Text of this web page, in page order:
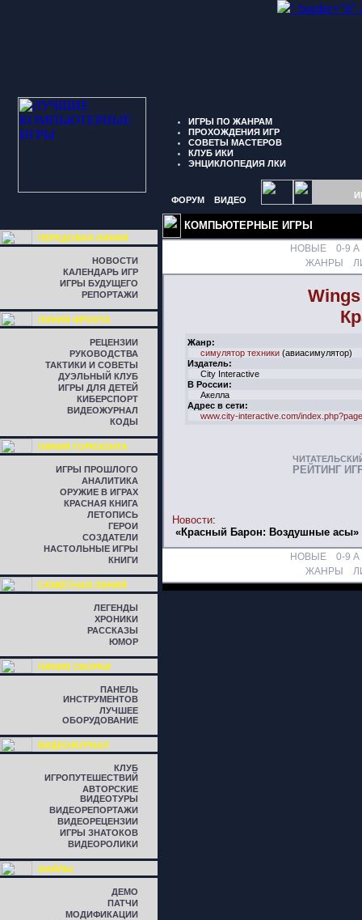
" border="0"
ИГРЫ ПО ЖАНРАМ
ПРОХОЖДЕНИЯ ИГР
СОВЕТЫ МАСТЕРОВ
КЛУБ ИКИ
ЭНЦИКЛОПЕДИЯ ЛКИ
ФОРУМ ВИДЕО
ПЕРЕДОВАЯ ЛИНИЯ
НОВОСТИ
КАЛЕНДАРЬ ИГР
ИГРЫ БУДУЩЕГО
РЕПОРТАЖИ
ЛИНИЯ ФРОНТА
РЕЦЕНЗИИ
РУКОВОДСТВА
ТАКТИКИ И СОВЕТЫ
ДУЭЛЬНЫЙ КЛУБ
ИГРЫ ДЛЯ ДЕТЕЙ
КИБЕРСПОРТ
ВИДЕОЖУРНАЛ
КОДЫ
ЛИНИЯ ГОРИЗОНТА
ИГРЫ ПРОШЛОГО
АНАЛИТИКА
ОРУЖИЕ В ИГРАХ
КРАСНАЯ КНИГА
ЛЕТОПИСЬ
ГЕРОИ
СОЗДАТЕЛИ
НАСТОЛЬНЫЕ ИГРЫ
КНИГИ
СЮЖЕТНАЯ ЛИНИЯ
ЛЕГЕНДЫ
ХРОНИКИ
РАССКАЗЫ
ЮМОР
ЛИНИЯ СБОРКИ
ПАНЕЛЬ
ИНСТРУМЕНТОВ
ЛУЧШЕЕ
ОБОРУДОВАНИЕ
ВИДЕОЖУРНАЛ
КЛУБ
ИГРОПУТЕШЕСТВИЙ
АВТОРСКИЕ
ВИДЕОТУРЫ
ВИДЕОРЕПОРТАЖИ
ВИДЕОРЕЦЕНЗИИ
ИГРЫ ЗНАТОКОВ
ВИДЕОРОЛИКИ
ФАЙЛЫ
ДЕМО
ПАТЧИ
МОДИФИКАЦИИ
КОМПЬЮТЕРНЫЕ ИГРЫ
НОВЫЕ 0-9 A
ЖАНРЫ
Жанр:
симулятор техники (авиасимулятор)
Издатель:
City Interactive
В России:
Акелла
Адрес в сети:
www.city-interactive.com/
РЕЙТИНГ
Новости:
«Красный Барон: Воздушные асы»
НОВЫЕ 0-9 A
ЖАНРЫ